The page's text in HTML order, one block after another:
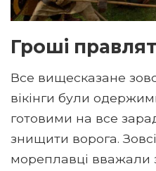
Гроші
Все вищесказане
вікінги були
готовими на все
знищити ворога.
мореплавці вважали